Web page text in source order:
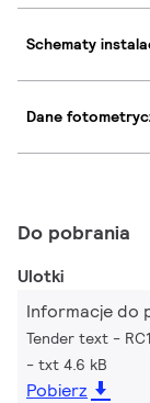
Schematy
Dane
Do pobrania
Ulotki
Informacje do
Tender text -
txt 4.6 kB
Pobierz